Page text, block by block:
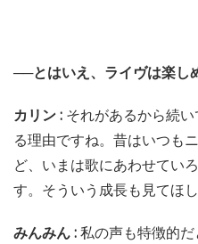
──とはいえ、ライヴは楽し
カリン : それがあるから続
る理由ですね。昔はいつも
ど、いまは歌にあわせてい
す。そういう成長も見てほし
みんみん :私の声も特徴的